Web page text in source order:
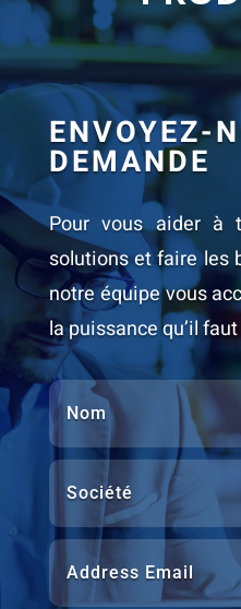
ENVOYEZ-
DEMANDE
Pour vous aider à
solutions et faire les
notre équipe vous
la puissance qu’il